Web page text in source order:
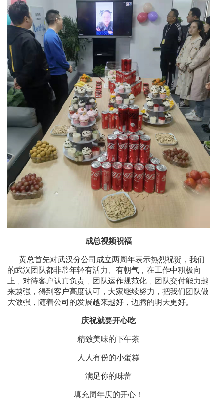
成总视频祝福
黄总首先对武汉分公司成立两周年表示热烈祝贺，我们
的武汉团队都非常年轻有活力、有朝气，在工作中积极向
上，对待客户认真负责，团队运作规范化，团队交付能力越
来越强，得到客户高度认可，大家继续努力，把我们团队做
大做强，随着公司的发展越来越好，迈腾的明天更好。
庆祝就要开心吃
精致美味的下午茶
人人有份的小蛋糕
满足你的味蕾
填充周年庆的开心！